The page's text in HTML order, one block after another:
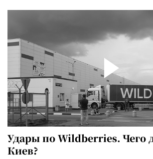
Удары по Wildberries. Чего
Киев?